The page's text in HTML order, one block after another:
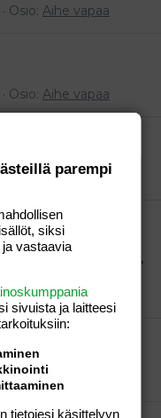
Osio: Aihe vapaa
Osio: Aihe vapaa
Osio:Aihe vapaa
mikä täällä on
sivut oikein kunnolla,
Osio:Aihe vapaa
Osio:Aihe vapaa
parempi
siksi
vastaavia
sivuista ja laitteesi
tietojesi käsittelyyn